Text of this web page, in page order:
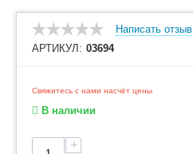
Написать отзыв
АРТИКУЛ: 03694
Свяжитесь с нами насчёт цены
В наличии
+